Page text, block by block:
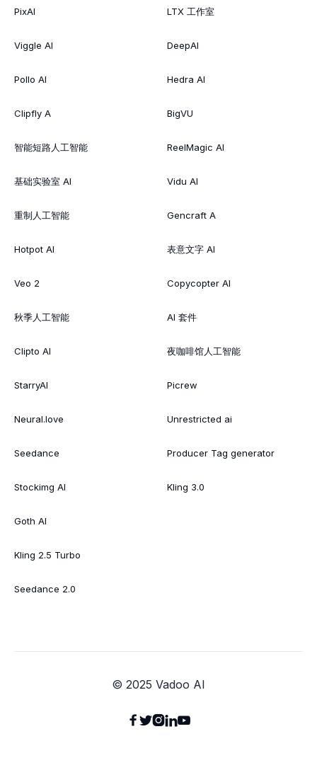
PixAI
Viggle AI
Pollo AI
Clipfly A
智能短路人工智能
基础实验室 AI
重制人工智能
Hotpot AI
Veo 2
秋季人工智能
Clipto AI
StarryAI
Neural.love
Seedance
Stockimg AI
Goth AI
Kling 2.5 Turbo
Seedance 2.0
LTX 工作室
DeepAI
Hedra AI
BigVU
ReelMagic AI
Vidu AI
Gencraft A
表意文字 AI
Copycopter AI
AI 套件
夜咖啡馆人工智能
Picrew
Unrestricted ai
Producer Tag generator
Kling 3.0
© 2025 Vadoo AI
 